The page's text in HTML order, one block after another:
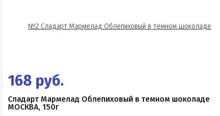
168 руб.
Сладарт Мармелад Облепиховый в темном шоколаде
МОСКВА, 150г